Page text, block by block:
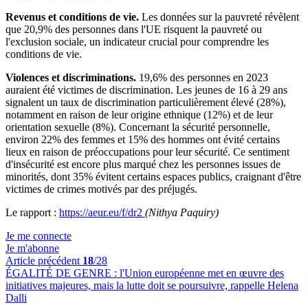
Revenus et conditions de vie. Les données sur la pauvreté révèlent
que 20,9% des personnes dans l'UE risquent la pauvreté ou
l'exclusion sociale, un indicateur crucial pour comprendre les
conditions de vie.
Violences et discriminations. 19,6% des personnes en 2023
auraient été victimes de discrimination. Les jeunes de 16 à 29 ans
signalent un taux de discrimination particulièrement élevé (28%),
notamment en raison de leur origine ethnique (12%) et de leur
orientation sexuelle (8%). Concernant la sécurité personnelle,
environ 22% des femmes et 15% des hommes ont évité certains
lieux en raison de préoccupations pour leur sécurité. Ce sentiment
d'insécurité est encore plus marqué chez les personnes issues de
minorités, dont 35% évitent certains espaces publics, craignant d'être
victimes de crimes motivés par des préjugés.
Le rapport : https://aeur.eu/f/dr2 (Nithya Paquiry)
Je me connecte
Je m'abonne
Article précédent 18/28
ÉGALITÉ DE GENRE : l'Union européenne met en œuvre des
initiatives majeures, mais la lutte doit se poursuivre, rappelle Helena
Dalli